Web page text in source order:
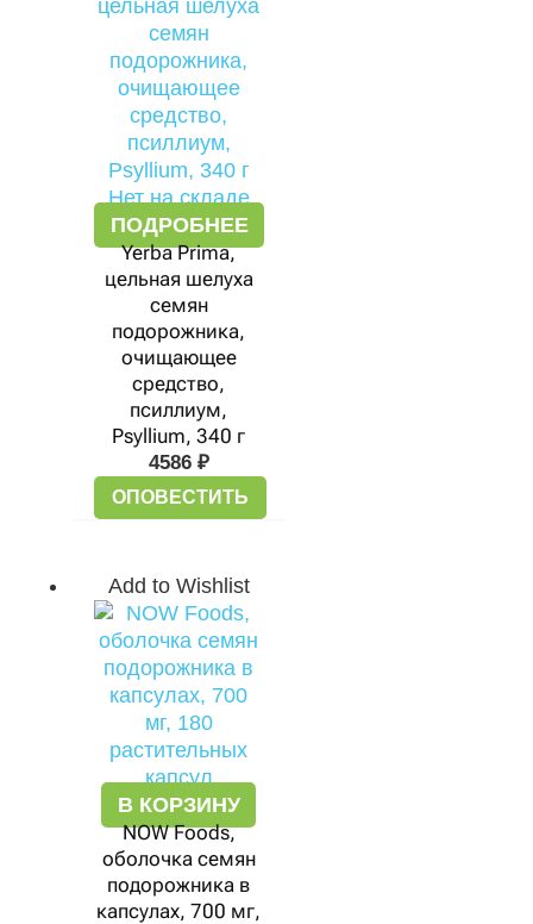
Нет на складе
ПОДРОБНЕЕ
Yerba Prima,
цельная шелуха
семян
подорожника,
очищающее
средство,
псиллиум,
Psyllium, 340 г
4586 ₽
ОПОВЕСТИТЬ
Add to Wishlist
В КОРЗИНУ
NOW Foods,
оболочка семян
подорожника в
капсулах, 700 мг,